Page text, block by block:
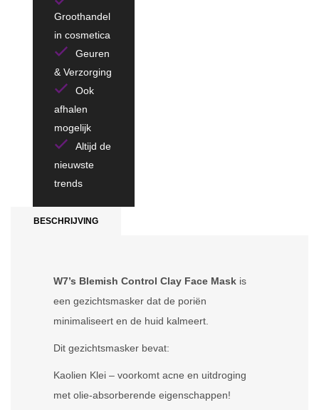
Groothandel
in cosmetica
Geuren
& Verzorging
Ook
afhalen
mogelijk
Altijd de
nieuwste
trends
BESCHRIJVING
W7’s Blemish Control Clay Face Mask is
een gezichtsmasker dat de poriën
minimaliseert en de huid kalmeert.
Dit gezichtsmasker bevat:
Kaolien Klei – voorkomt acne en uitdroging
met olie-absorberende eigenschappen!